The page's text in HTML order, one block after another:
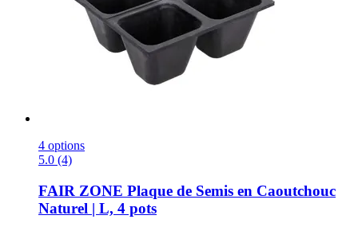
4 options
5.0 (4)
FAIR ZONE Plaque de Semis en Caoutchouc
Naturel | L, 4 pots